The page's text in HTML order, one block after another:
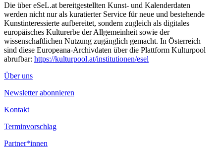
Die über eSeL.at bereitgestellten Kunst- und Kalenderdaten
werden nicht nur als kuratierter Service für neue und bestehende
Kunstinteressierte aufbereitet, sondern zugleich als digitales
europäisches Kulturerbe der Allgemeinheit sowie der
wissenschaftlichen Nutzung zugänglich gemacht. In Österreich
sind diese Europeana-Archivdaten über die Plattform Kulturpool
abrufbar: https://kulturpool.at/institutionen/esel
Über uns
Newsletter abonnieren
Kontakt
Terminvorschlag
Partner*innen